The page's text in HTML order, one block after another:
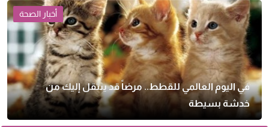
أخبار الصحة
في اليوم العالمي للقطط.. مرضاً قد ينتقل إليك من
خدشة بسيطة